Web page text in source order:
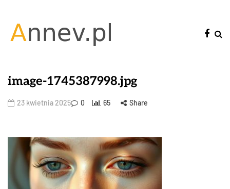
image-1745387998.jpg
23 kwietnia 2025 0 65 Share